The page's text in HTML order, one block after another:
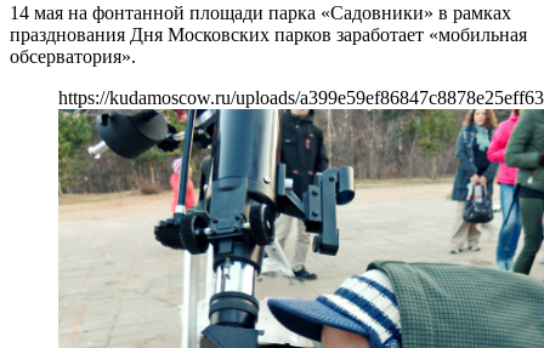
14 мая на фонтанной площади парка «Садовники» в рамках
празднования Дня Московских парков заработает «мобильная
обсерватория».
https://kudamoscow.ru/uploads/